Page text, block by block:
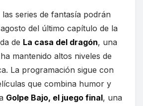
series de fantasía podrán
del último capítulo de la
de La casa del dragón, una
mantenido altos niveles de
La programación sigue con
que combina humor y
Golpe Bajo, el juego final, una